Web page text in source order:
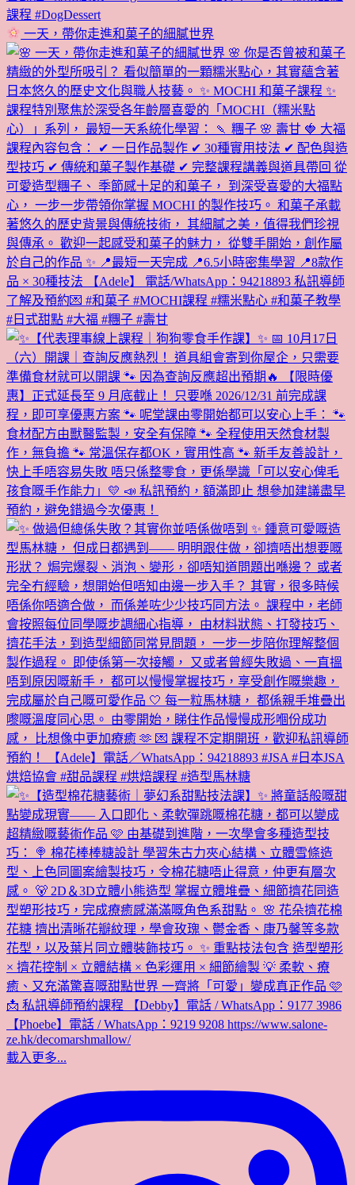
一天，帶你走進和菓子的細膩世界
載入更多...